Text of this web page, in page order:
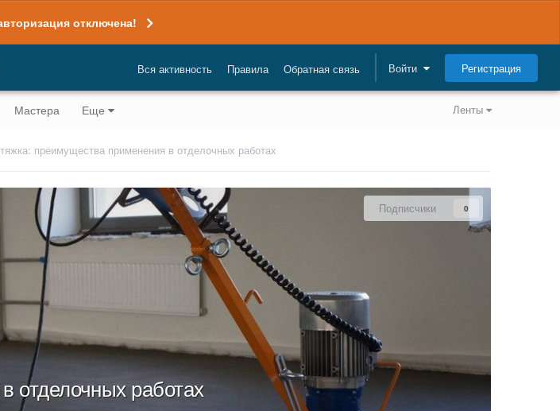
отключена!
Вся активность Правила Обратная связь Войти Регистрация
Ленты
Мастера Еще
преимущества применения в отделочных работах
Подписчики 0
отделочных работах